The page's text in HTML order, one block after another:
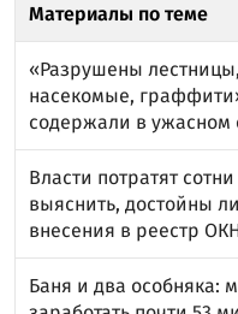
Материалы по теме
«Разрушены
насекомые,
содержали в ужасном
Власти потратят
выяснить, достойны
внесения в реестр
Баня и два особняка: